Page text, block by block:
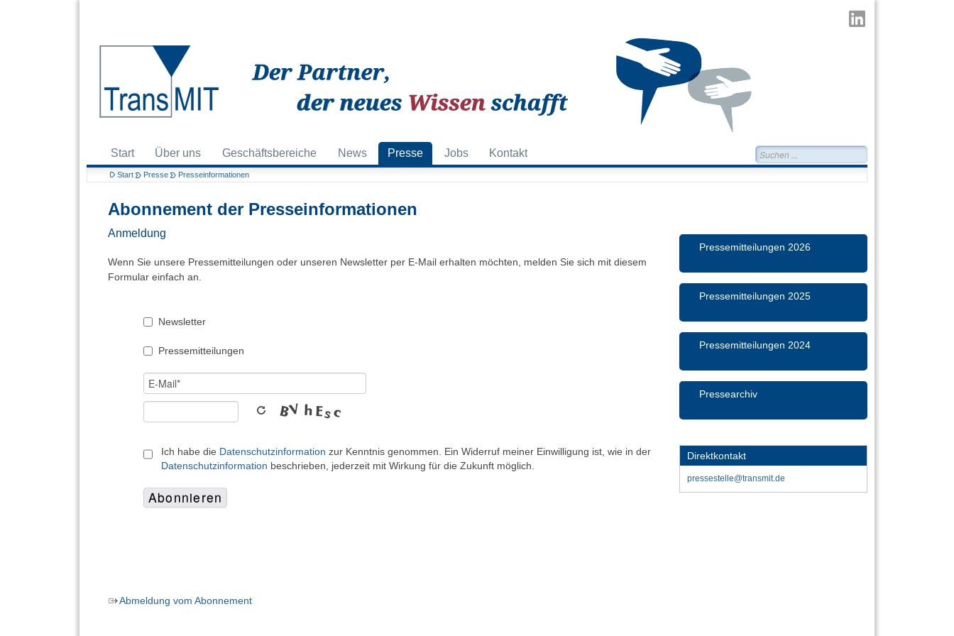
Start Über uns Geschäftsbereiche News Presse Jobs Kontakt Suchen...
Start Presse Presseinformationen
Pressemitteilungen 2026
Pressemitteilungen 2025
Pressemitteilungen 2024
Pressearchiv
Direktkontakt
pressestelle@transmit.de
Abonnement der Presseinformationen
Anmeldung
Wenn Sie unsere Pressemitteilungen oder unseren Newsletter per E-Mail erhalten möchten, melden Sie sich mit diesem
Formular einfach an.
Newsletter
Pressemitteilungen
Ich habe die Datenschutzinformation zur Kenntnis genommen. Ein Widerruf meiner Einwilligung ist, wie in der
Datenschutzinformation beschrieben, jederzeit mit Wirkung für die Zukunft möglich.
Abmeldung vom Abonnement